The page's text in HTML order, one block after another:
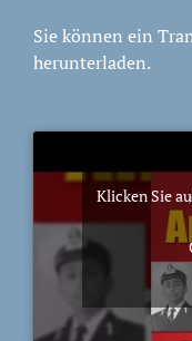
Sie können ein
herunterladen.
Klicken Sie